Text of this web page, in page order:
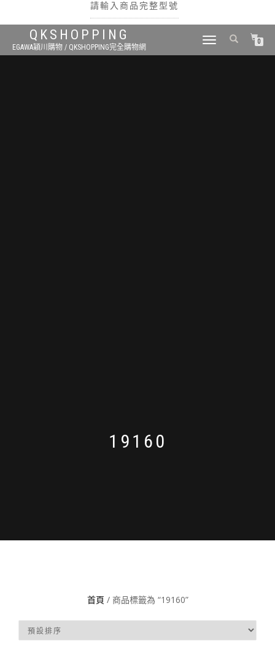
請輸入商品完整型號
QKSHOPPING
EGAWA穎川購物 / QKSHOPPING完全購物網
TOGGLE
0
19160
首頁 / 商品標籤為 “19160”